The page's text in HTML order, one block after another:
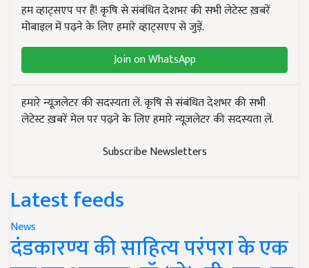
हम व्हाट्सएप पर हैं! कृषि से संबंधित देशभर की सभी लेटेस्ट ख़बरें
मोबाइल में पढ़ने के लिए हमारे व्हाट्सएप से जुड़ें.
Join on WhatsApp
हमारे न्यूज़लेटर की सदस्यता लें. कृषि से संबंधित देशभर की सभी
लेटेस्ट ख़बरें मेल पर पढ़ने के लिए हमारे न्यूज़लेटर की सदस्यता लें.
Subscribe Newsletters
Latest feeds
News
दंडकारण्य की साहित्य परंपरा के एक